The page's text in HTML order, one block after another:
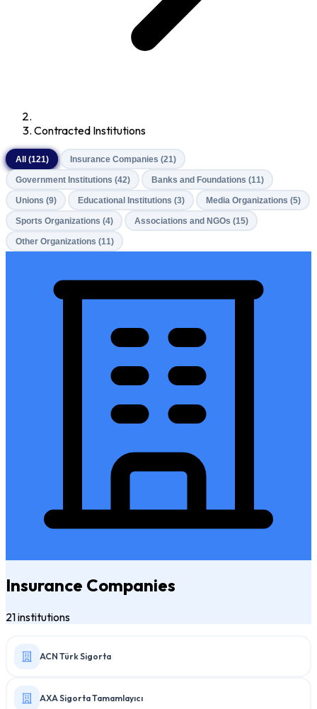
Contracted Institutions
All (121) Insurance Companies (21)
Government Institutions (42) Banks and Foundations (11)
Unions (9) Educational Institutions (3) Media Organizations (5)
Sports Organizations (4) Associations and NGOs (15)
Other Organizations (11)
Insurance Companies
21 institutions
ACN Türk Sigorta
AXA Sigorta Tamamlayıcı